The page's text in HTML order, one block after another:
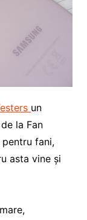
un
la Fan
fani,
asta vine și